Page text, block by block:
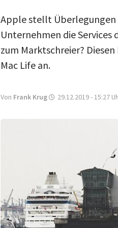
Apple stellt Überlegungen
Unternehmen die
zum Marktschreier?
Mac Life an.
Von Frank Krug 29.12.2019 - 15:27